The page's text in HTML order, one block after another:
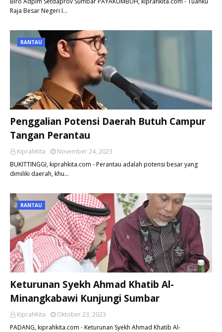
Raja Besar Negeri I…
RANTAU
Penggalian Potensi Daerah Butuh Campur
Tangan Perantau
KiprahKita
November 24, 2023
BUKITTINGGI, kiprahkita.com - Perantau adalah potensi besar yang
dimiliki daerah, khu…
RANTAU
Keturunan Syekh Ahmad Khatib Al-
Minangkabawi Kunjungi Sumbar
KiprahKita
Oktober 23, 2023
PADANG, kiprahkita.com - Keturunan Syekh Ahmad Khatib Al-